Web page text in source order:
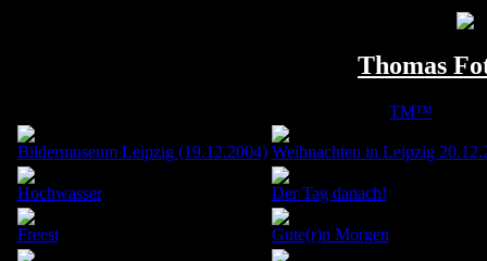
Thomas
TM™
Bildermuseum Leipzig (19.12.2004) Weihnachten in Leipzig
Hochwasser Der Tag danach!
Freest Gute(r)n Morgen